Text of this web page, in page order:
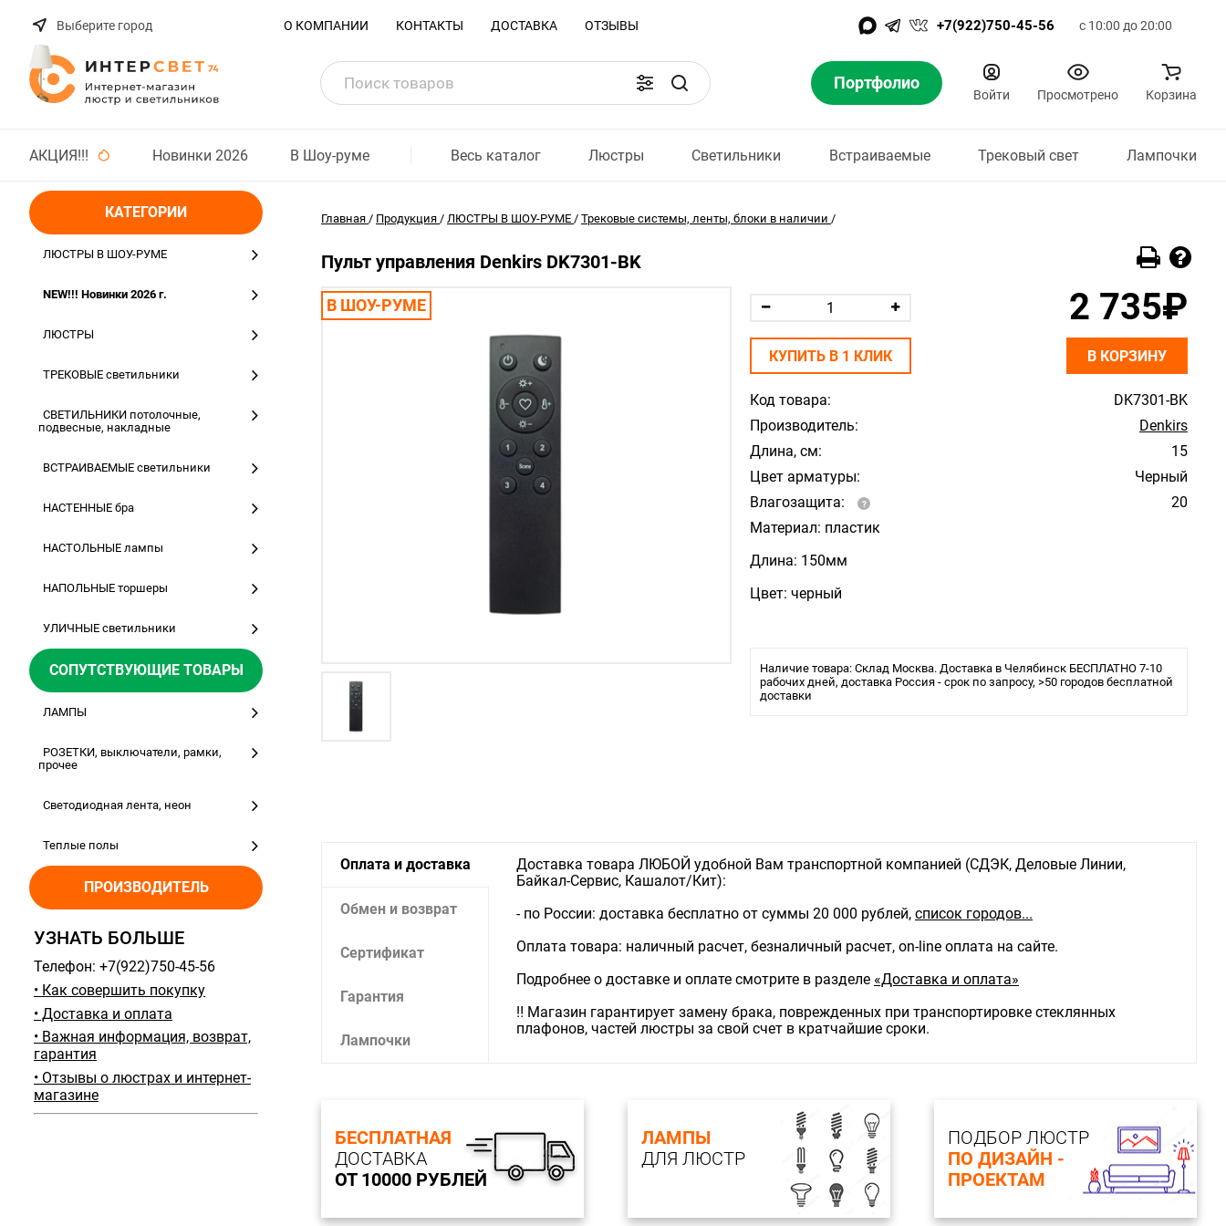
Выберите город О КОМПАНИИ КОНТАКТЫ ДОСТАВКА ОТЗЫВЫ +7(922)750-45-56 с 10:00 до 20:00
Портфолио
Войти Просмотрено Корзина
АКЦИЯ!!! Новинки 2026 В Шоу-руме Весь каталог Люстры Светильники Встраиваемые Трековый свет Лампочки
КАТЕГОРИИ
ЛЮСТРЫ В ШОУ-РУМЕ
NEW!!! Новинки 2026 г.
ЛЮСТРЫ
ТРЕКОВЫЕ светильники
СВЕТИЛЬНИКИ потолочные,
подвесные, накладные
ВСТРАИВАЕМЫЕ светильники
НАСТЕННЫЕ бра
НАСТОЛЬНЫЕ лампы
НАПОЛЬНЫЕ торшеры
УЛИЧНЫЕ светильники
СОПУТСТВУЮЩИЕ ТОВАРЫ
ЛАМПЫ
РОЗЕТКИ, выключатели, рамки,
прочее
Светодиодная лента, неон
Теплые полы
ПРОИЗВОДИТЕЛЬ
УЗНАТЬ БОЛЬШЕ
Телефон: +7(922)750-45-56
• Как совершить покупку
• Доставка и оплата
• Важная информация, возврат,
гарантия
• Отзывы о люстрах и интернет-
магазине
Главная / Продукция / ЛЮСТРЫ В ШОУ-РУМЕ / Трековые системы, ленты, блоки в наличии /
Пульт управления Denkirs DK7301-BK
В ШОУ-РУМЕ
Код товара:
DK7301-BK
Производитель:
Denkirs
Длина, см:
15
Цвет арматуры:
Черный
Влагозащита:
20
Материал: пластик
Длина: 150мм
Цвет: черный
Наличие товара: Склад Москва. Доставка в Челябинск БЕСПЛАТНО 7-10
рабочих дней, доставка Россия - срок по запросу, >50 городов бесплатной
доставки
2 735₽
КУПИТЬ В 1 КЛИК В КОРЗИНУ
Оплата и доставка
Обмен и возврат
Сертификат
Гарантия
Лампочки
Доставка товара ЛЮБОЙ удобной Вам транспортной компанией (СДЭК, Деловые Линии,
Байкал-Сервис, Кашалот/Кит):
- по России: доставка бесплатно от суммы 20 000 рублей, список городов...
Оплата товара: наличный расчет, безналичный расчет, on-line оплата на сайте.
Подробнее о доставке и оплате смотрите в разделе «Доставка и оплата»
‼️ Магазин гарантирует замену брака, поврежденных при транспортировке стеклянных
плафонов, частей люстры за свой счет в кратчайшие сроки.
БЕСПЛАТНАЯ
ДОСТАВКА
ОТ 10000 РУБЛЕЙ
ЛАМПЫ
ДЛЯ ЛЮСТР
ПОДБОР ЛЮСТР
ПО ДИЗАЙН -
ПРОЕКТАМ